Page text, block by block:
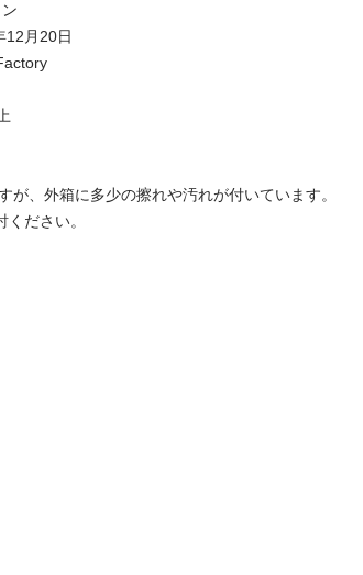
12月20日
が、外箱に多少の擦れや汚れが付いています。
ださい。